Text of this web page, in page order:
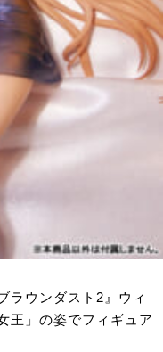
ラウンダスト2』ウィ
王」の姿でフィギュア